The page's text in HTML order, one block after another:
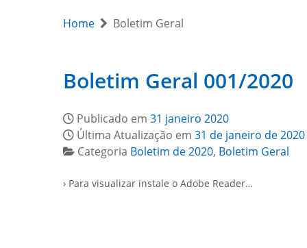
Home Boletim Geral
Boletim Geral 001/2020
Publicado em 31 janeiro 2020
Última Atualização em 31 de janeiro de 2020
Categoria Boletim de 2020, Boletim Geral
› Para visualizar instale o Adobe Reader…